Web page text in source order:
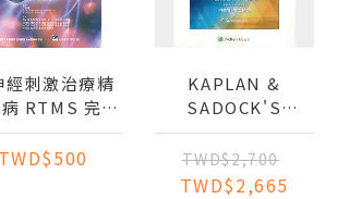
經刺激治療精
RTMS 完全
攻略
TWD$500
KAPLAN &
SADOCK'S
SYNOPSIS OF
PSYCHIATRY (IE)
TWD$2,700
TWD$2,665